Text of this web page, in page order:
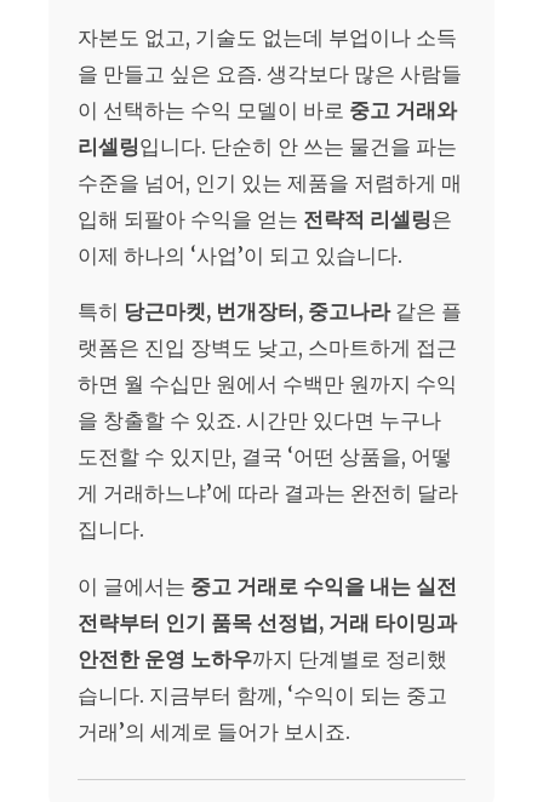
자본도 없고, 기술도 없는데 부업이나 소득
을 만들고 싶은 요즘. 생각보다 많은 사람들
이 선택하는 수익 모델이 바로 중고 거래와
리셀링입니다. 단순히 안 쓰는 물건을 파는
수준을 넘어, 인기 있는 제품을 저렴하게 매
입해 되팔아 수익을 얻는 전략적 리셀링은
이제 하나의 ‘사업’이 되고 있습니다.
특히 당근마켓, 번개장터, 중고나라같은 플
랫폼은 진입 장벽도 낮고, 스마트하게 접근
하면 월 수십만 원에서 수백만 원까지 수익
을 창출할 수 있죠. 시간만 있다면 누구나
도전할 수 있지만, 결국 ‘어떤 상품을, 어떻
게 거래하느냐’에 따라 결과는 완전히 달라
집니다.
이 글에서는 중고 거래로 수익을 내는 실전
전략부터 인기 품목 선정법, 거래 타이밍과
안전한 운영 노하우까지 단계별로 정리했
습니다. 지금부터 함께, ‘수익이 되는 중고
거래’의 세계로 들어가 보시죠.